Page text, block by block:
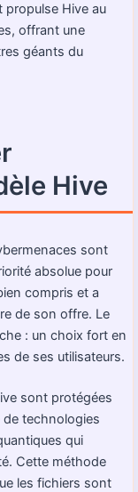
Hive au
offrant une
géants du
Hive
sont
absolue pour
compris et a
de son offre. Le
: un choix fort en
de ses utilisateurs.
sont protégées
de technologies
qui
Cette méthode
les fichiers sont